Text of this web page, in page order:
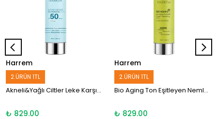
Harrem
2.ÜRÜN 1TL
Akneli&Yağlı Ciltler Leke Karşıtı Yüksek Koruyucu Yağsız SPF50 UVA/UVB Güneş Kremi 50 Ml Black P.int
₺ 829.00
Harrem
2.ÜRÜN 1TL
Bio Aging Ton Eşitleyen Nemlendiricili Yaşlanma Karşıtı Yüksek Koruyuculu 50+ SPF CC Krem 50 ML
₺ 829.00